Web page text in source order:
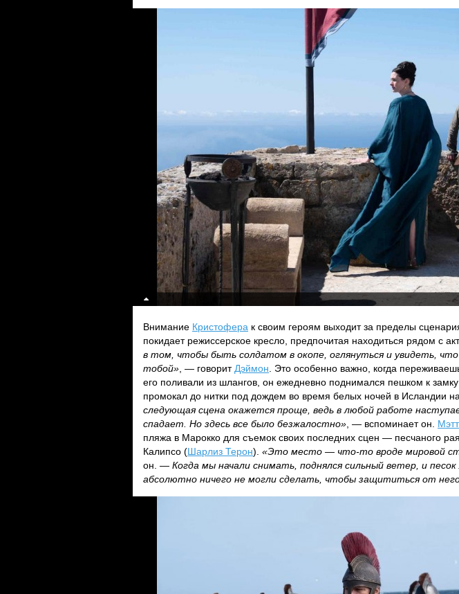
Внимание Кристофера к своим героям выходит за пределы
покидает режиссерское кресло, предпочитая находиться рядом с
в том, чтобы быть солдатом в окопе, оглянуться и увидеть,
тобой» , — говорит Дэймон . Это особенно важно, когда
его поливали из шлангов, он ежедневно поднимался пешком к
промокал до нитки под дождем во время белых ночей в Исландии
следующая сцена окажется проще, ведь в любой работе
спадает. Но здесь все было безжалостно» , — вспоминает он. Мэтт
пляжа в Марокко для съемок своих последних сцен — песчаного
Калипсо (Шарлиз Терон). «Это место — что-то вроде мировой
он. — Когда мы начали снимать, поднялся сильный ветер, и
абсолютно ничего не могли сделать, чтобы защититься от